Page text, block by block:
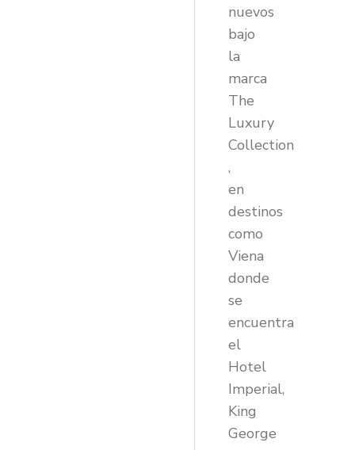
nuevos
bajo
la
marca
The
Luxury
Collection
,
en
destinos
como
Viena
donde
se
encuentra
el
Hotel
Imperial,
King
George